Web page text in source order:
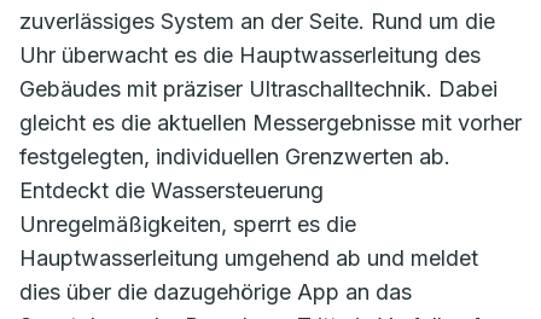
zuverlässiges System an der Seite. Rund um die
Uhr überwacht es die Hauptwasserleitung des
Gebäudes mit präziser Ultraschalltechnik. Dabei
gleicht es die aktuellen Messergebnisse mit vorher
festgelegten, individuellen Grenzwerten ab.
Entdeckt die Wassersteuerung
Unregelmäßigkeiten, sperrt es die
Hauptwasserleitung umgehend ab und meldet
dies über die dazugehörige App an das